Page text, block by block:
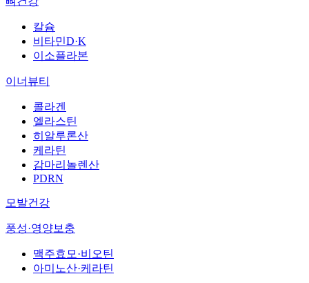
칼슘
비타민D·K
이소플라본
이너뷰티
콜라겐
엘라스틴
히알루론산
케라틴
감마리놀렌산
PDRN
모발건강
풍성·영양보충
맥주효모·비오틴
아미노산·케라틴